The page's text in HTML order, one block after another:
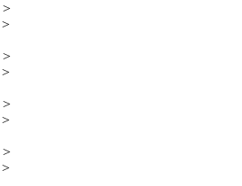
>
>
>
>
>
>
>
>